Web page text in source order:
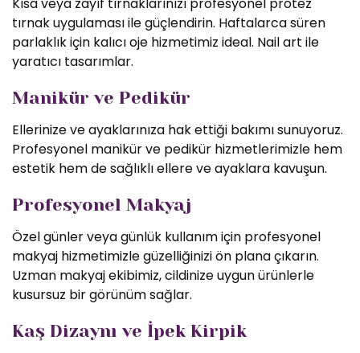
tırnak uygulaması ile güçlendirin. Haftalarca süren
parlaklık için kalıcı oje hizmetimiz ideal. Nail art ile
yaratıcı tasarımlar.
Manikür ve Pedikür
Ellerinize ve ayaklarınıza hak ettiği bakımı sunuyoruz.
Profesyonel manikür ve pedikür hizmetlerimizle hem
estetik hem de sağlıklı ellere ve ayaklara kavuşun.
Profesyonel Makyaj
Özel günler veya günlük kullanım için profesyonel
makyaj hizmetimizle güzelliğinizi ön plana çıkarın.
Uzman makyaj ekibimiz, cildinize uygun ürünlerle
kusursuz bir görünüm sağlar.
Kaş Dizaynı ve İpek Kirpik